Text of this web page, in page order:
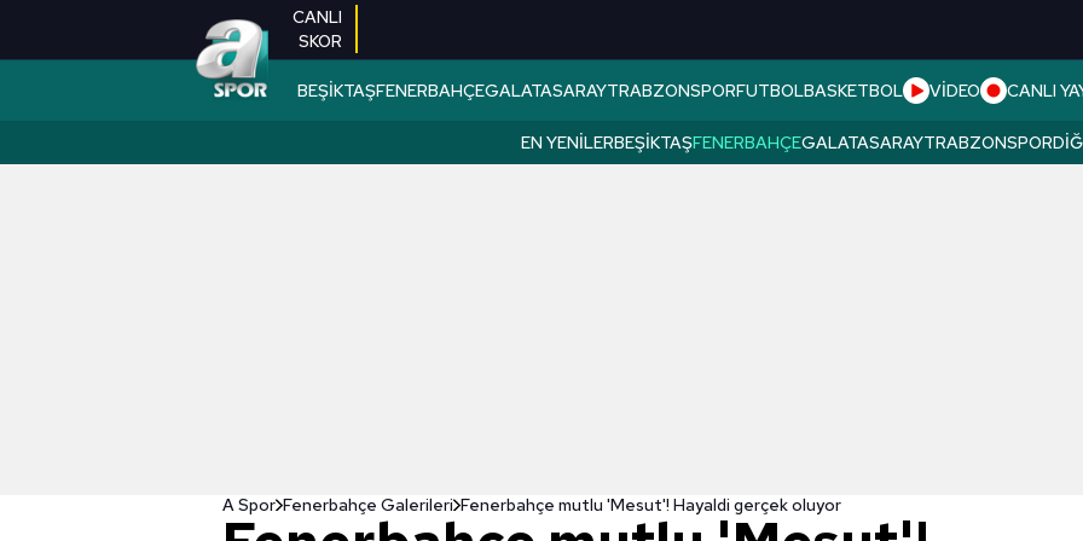
CANLI
SKOR
BEŞİKTAŞFENERBAHÇEGALATASARAYTRABZONSPORFUTBOLBASKETBOL VİDEO CANLI
EN YENILERBEŞIKTAŞFENERBAHÇEGALATASARAYTRABZONSPOR
A Spor Fenerbahçe Galerileri Fenerbahçe mutlu 'Mesut'! Hayaldi gerçek oluyor